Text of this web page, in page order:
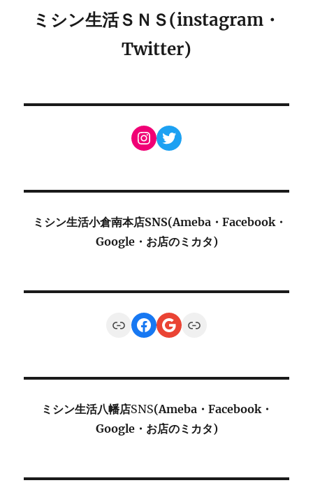
ミシン生活ＳＮＳ(instagram・
Twitter)
Instagram
Twitter
ミシン生活小倉南本店SNS(Ameba・Facebook・
Google・お店のミカタ)
LinkFacebook
Google
Link
ミシン生活八幡店SNS(Ameba・Facebook・
Google・お店のミカタ)